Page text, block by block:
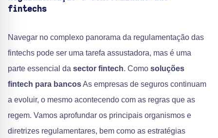
fintechs
Navegar no complexo panorama da regulamentação das
fintechs pode ser uma tarefa assustadora, mas é uma
parte essencial da sector fintech. Como soluções
fintech para bancosAs empresas de seguros continuam
a evoluir, o mesmo acontecendo com as regras que as
regem. Vamos aprofundar os principais organismos e
diretrizes regulamentares, bem como as estratégias